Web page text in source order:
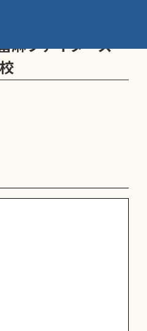
ールジャパンリ
麻ファイターズ